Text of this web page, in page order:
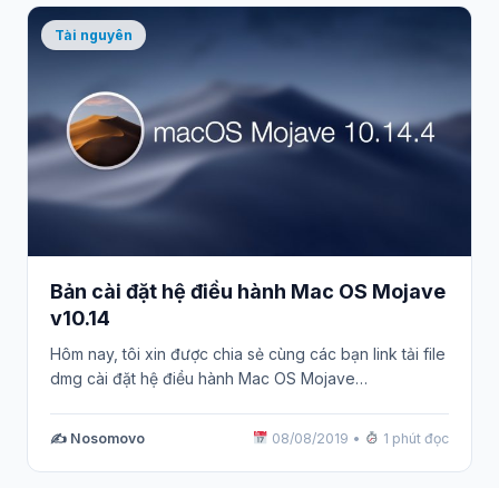
Tài nguyên
Bản cài đặt hệ điều hành Mac OS Mojave
v10.14
Hôm nay, tôi xin được chia sẻ cùng các bạn link tải file
dmg cài đặt hệ điều hành Mac OS Mojave…
✍️ Nosomovo 08/08/2019 • 1 phút đọc